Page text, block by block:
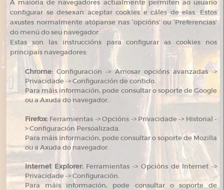
A maioría de navegadores actualmente permiten ao usuario
configurar se desexan aceptar cookies e cáles de elas. Estos
axustes normalmente atópanse nas ‘opcións’ ou ‘Preferencias’
do menú do seu navegador.
Estas son las instruccións para configurar as cookies nos
principais navegadores:
Chrome: Configuración -> Amosar opcións avanzadas ->
Privacidade -> Configuración de contido.
Para máis información, pode consultar o soporte de Google
ou a Axuda do navegador.
Firefox: Ferramientas -> Opcións -> Privacidade -> Historial -
> Configuración Persoalizada.
Para máis información, pode consultar o soporte de Mozilla
ou a Axuda do navegador.
Internet Explorer:Ferramientas -> Opcións de Internet ->
Privacidade -> Configuración.
Para máis información, pode consultar o soporte de